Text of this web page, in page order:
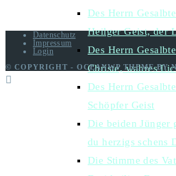
Des Herrn
Heilger Geist, der
Des Herrn
Christe, wahres
Des Herrn
Schöpfer Geist
Die beiden Jünger
du herzigs schens
Die Stimme des
Datenschutz
Impressum
Login
© COPYRIGHT - OCEANWP THEME BY